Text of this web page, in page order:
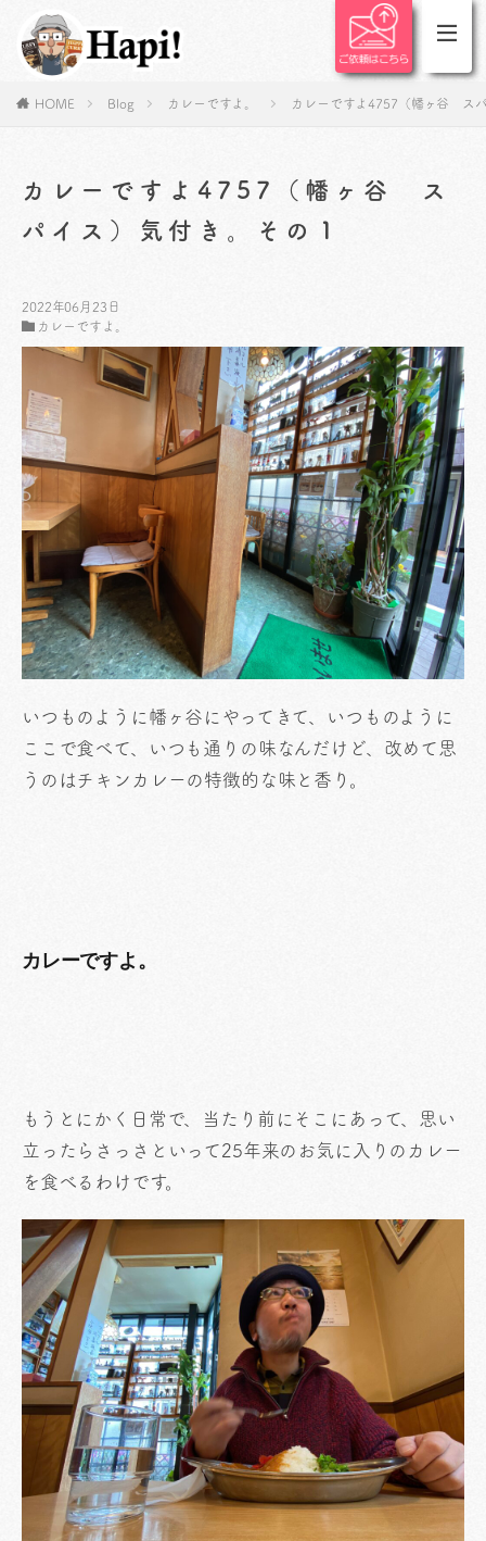
HOME Blog カレーですよ。 カレーですよ4757（幡ヶ谷 ス
カレーですよ4757（幡ヶ谷 ス
パイス）気付き。その１
2022年06月23日
カレーですよ。
いつものように幡ヶ谷にやってきて、いつものように
ここで食べて、いつも通りの味なんだけど、改めて思
うのはチキンカレーの特徴的な味と香り。
カレーですよ。
もうとにかく日常で、当たり前にそこにあって、思い
立ったらさっさといって25年来のお気に入りのカレー
を食べるわけです。